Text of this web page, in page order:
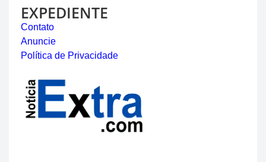
EXPEDIENTE
Contato
Anuncie
Política de Privacidade